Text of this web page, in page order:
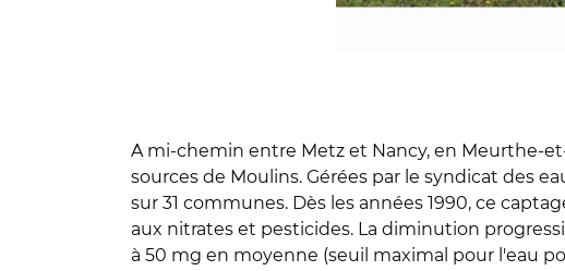
A mi-chemin entre Metz et Nancy, en Meurthe-
sources de Moulins. Gérées par le syndicat des
sur 31 communes. Dès les années 1990, ce
aux nitrates et pesticides. La diminution
à 50 mg en moyenne (seuil maximal pour l'eau